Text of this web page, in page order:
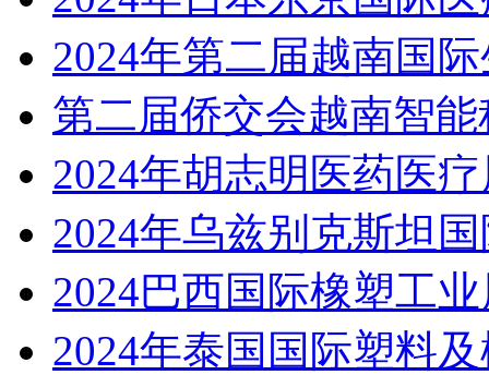
2024年第二届越南国
第二届侨交会越南智
2024年胡志明医药医
2024年乌兹别克斯坦
2024巴西国际橡塑工
2024年泰国国际塑料